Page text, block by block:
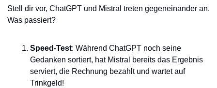
Stell dir vor, ChatGPT und Mistral treten gegeneinander an.
Was passiert?
Speed-Test: Während ChatGPT noch seine
Gedanken sortiert, hat Mistral bereits das Ergebnis
serviert, die Rechnung bezahlt und wartet auf
Trinkgeld!